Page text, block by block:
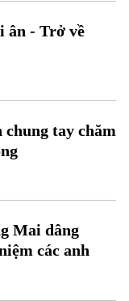
- Trở về
tay chăm
Mai dâng
các anh